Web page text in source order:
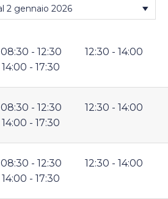
08:30 - 12:30
12:30 - 14:00
14:00 - 17:30
08:30 - 12:30
12:30 - 14:00
14:00 - 17:30
08:30 - 12:30
12:30 - 14:00
14:00 - 17:30